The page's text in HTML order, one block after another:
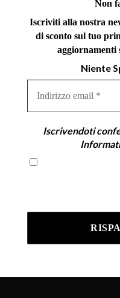
Non
Iscriviti alla nostra
di sconto sul tuo
aggiornamenti
Niente
email
Iscrivendoti